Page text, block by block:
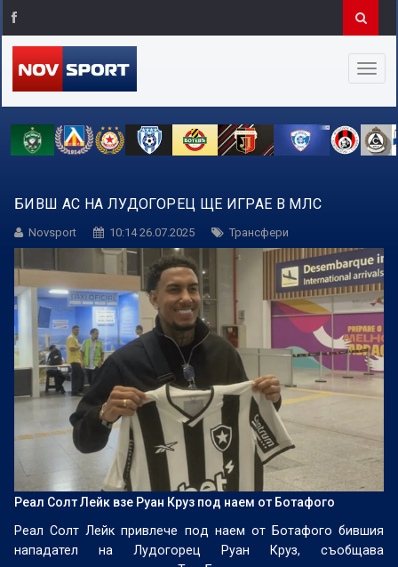
БИВШ АС НА ЛУДОГОРЕЦ ЩЕ ИГРАЕ В МЛС
Novsport 10:14 26.07.2025 Трансфери
Реал Солт Лейк взе Руан Круз под наем от Ботафого
Реал Солт Лейк привлече под наем от Ботафого бившия
нападател на Лудогорец Руан Круз, съобщава